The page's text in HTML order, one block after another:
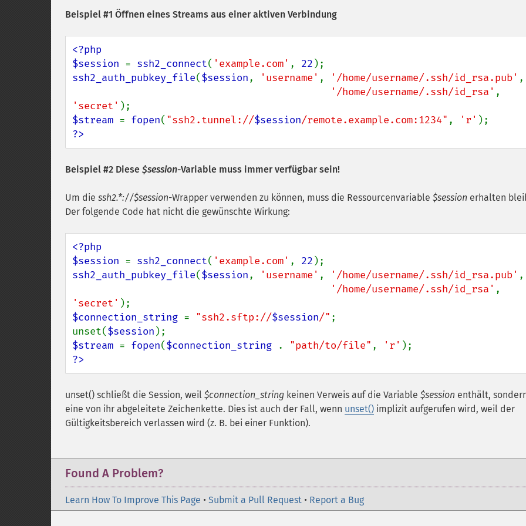
Beispiel #1 Öffnen eines Streams aus einer aktiven Verbindung
<?php
$session = ssh2_connect( 'example.com' , 22
ssh2_auth_pubkey_file($session, 'username' , '/home/username/.ssh/id_rsa.pub' ,
'/home/username/.ssh/id_rsa'
'secret'
$stream = fopen( "ssh2.tunnel://$session/remote.example.com:1234" , 'r'
?>
Beispiel #2 Diese $session-Variable muss immer verfügbar sein!
Um die ssh2.*://$session-Wrapper verwenden zu können, muss die Ressourcenvariable $session erhalten
Der folgende Code hat nicht die gewünschte Wirkung:
<?php
$session = ssh2_connect( 'example.com' , 22
ssh2_auth_pubkey_file($session, 'username' , '/home/username/.ssh/id_rsa.pub' ,
'/home/username/.ssh/id_rsa'
'secret'
$connection_string = "ssh2.sftp://$session/" ;
unset($session
$stream = fopen($connection_string . "path/to/file" , 'r'
?>
unset() schließt die Session, weil $connection_string keinen Verweis auf die Variable $session enthält,
eine von ihr abgeleitete Zeichenkette. Dies ist auch der Fall, wenn unset() implizit aufgerufen wird, weil der
Gültigkeitsbereich verlassen wird (z. B. bei einer Funktion).
Found A Problem?
Learn How To Improve This Page • Submit a Pull Request • Report a Bug